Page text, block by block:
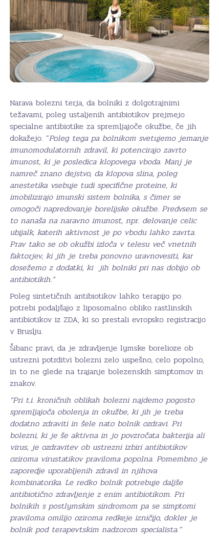
Narava bolezni terja, da bolniki z dolgotrajnimi
težavami, poleg ustaljenih antibiotikov prejmejo
specialne antibiotike za spremljajoče okužbe, če jih
dokažejo. “Poleg tega pa bolnikom svetujemo jemanje
imunomodulatornih zdravil, ki potencirajo zavrto
imunost, ki je posledica klopovega vboda. Manj je
namreč znano dejstvo, da klopova slina, poleg
anestetika vsebuje tudi specifične proteine, ki
imobilizirajo imunski sistem bolnika, s čimer se
omogoči napredovanje borelijske okužbe. Predvsem se
to nanaša na naravno imunost, npr. delovanje celic
ubijalk, katerih aktivnost je po vbodu lahko zavrta.
Prav tako se ob okužbi izloča v telesu več vnetnih
faktorjev, ki jih je treba ponovno uravnovesiti, kar
dosežemo z dodatki, ki jih bolniki pri nas dobijo ob
antibiotikih.”
Poleg sintetičnih antibiotikov lahko terapijo po
potrebi podaljšajo z liposomalno obliko rastlinskih
antibiotikov iz ZDA, ki so prestali evropsko registracijo
v Bruslju.
Šibanc pravi, da je zdravljenje lymske borelioze ob
ustrezni potrditvi bolezni zelo uspešno, celo popolno,
in to ne glede na trajanje bolezenskih simptomov in
znakov.
“Pri t.i. kroničnih oblikah bolezni najdemo pogosto
spremljajoča obolenja in okužbe, ki jih je treba
dodatno zdraviti in šele nato bolnik ozdravi. Pri
bolezni, ki je še aktivna in jo povzročata bakterija ali
virus, je ozdravitev ob ustrezni izbiri antibiotikov
oziroma virustatikov praviloma popolna. Pomembno je
zaporedje uporabljenih zdravil in njihova
kombinatorika. Le redko bolnik potrebuje daljše
antibiotično zdravljenje z enim antibiotikom. Pri
bolnikih s postlymskim sindromom pa se simptomi
praviloma omilijo oziroma redkeje izničijo, dokler je
bolnik pod terapevtskim nadzorom specialista.”